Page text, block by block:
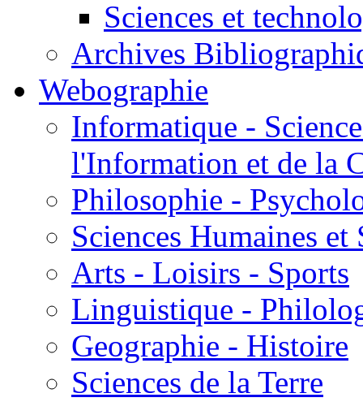
Sciences et
Archives
Webographie
Informatique -
l'Information et de la
Philosophie -
Sciences Humaines et
Arts - Loisirs - Sports
Linguistique -
Geographie - Histoire
Sciences de la Terre